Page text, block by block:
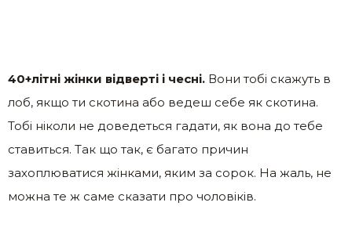
40+літні жінки відверті і чесні. Вони тобі скажуть в
лоб, якщо ти скотина або ведеш себе як скотина.
Тобі ніколи не доведеться гадати, як вона до тебе
ставиться. Так що так, є багато причин
захоплюватися жінками, яким за сорок. На жаль, не
можна те ж саме сказати про чоловіків.